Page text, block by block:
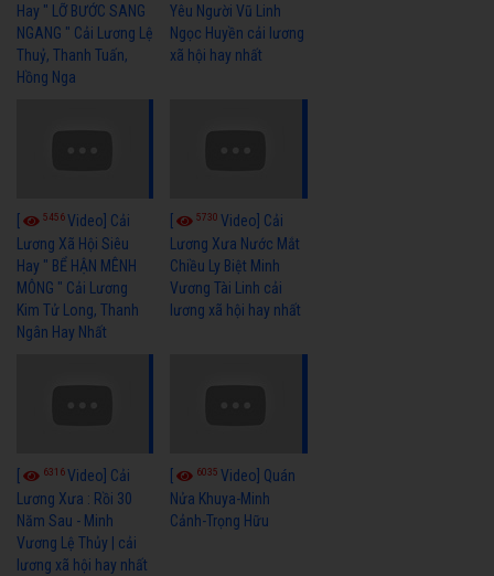
Hay " LỠ BƯỚC SANG
NGANG " Cải Lương Lệ
Thuỷ, Thanh Tuấn,
Hồng Nga
Yêu Người Vũ Linh
Ngọc Huyền cải lương
xã hội hay nhất
5456Video] Cải
Lương Xã Hội Siêu
Hay " BỂ HẬN MÊNH
MÔNG " Cải Lương
Kim Tử Long, Thanh
Ngân Hay Nhất
5730Video] Cải
Lương Xưa Nước Mắt
Chiều Ly Biệt Minh
Vương Tài Linh cải
lương xã hội hay nhất
6316Video] Cải
Lương Xưa : Rồi 30
Năm Sau - Minh
Vương Lệ Thủy | cải
lương xã hội hay nhất
6035Video] Quán
Nửa Khuya-Minh
Cảnh-Trọng Hữu